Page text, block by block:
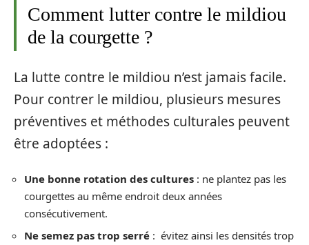
Comment lutter contre le mildiou
de la courgette ?
La lutte contre le mildiou n’est jamais facile.
Pour contrer le mildiou, plusieurs mesures
préventives et méthodes culturales peuvent
être adoptées :
Une bonne rotation des cultures : ne plantez pas les
courgettes au même endroit deux années
consécutivement.
Ne semez pas trop serré : évitez ainsi les densités trop